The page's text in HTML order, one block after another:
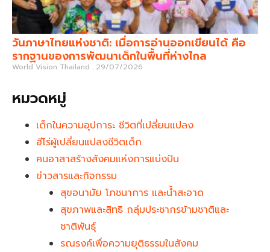
วันภาษาไทยแห่งชาติ: เมื่อการอ่านออกเขียนได้ คือ
รากฐานของการพัฒนาเด็กในพื้นที่ห่างไกล
World Vision Thailand 29/07/2026
หมวดหมู่
เด็กในความอุปการะ ชีวิตที่เปลี่ยนแปลง
ฮีโร่ผู้เปลี่ยนแปลงชีวิตเด็ก
คนอาสาสร้างสังคมแห่งการแบ่งปัน
ข่าวสารและกิจกรรม
สุขอนามัย โภชนาการ และน้ำสะอาด
สุขภาพและสิทธิ กลุ่มประชากรข้ามชาติและ
ชาติพันธุ์
รณรงค์เพื่อความยุติธรรมในสังคม